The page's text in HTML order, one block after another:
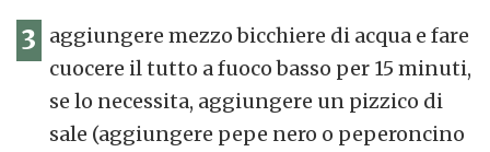
3
aggiungere mezzo bicchiere di acqua e fare
cuocere il tutto a fuoco basso per 15 minuti,
se lo necessita, aggiungere un pizzico di
sale (aggiungere pepe nero o peperoncino